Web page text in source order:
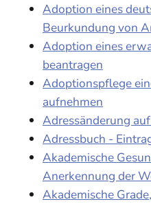
Adoption eines
Beurkundung von
Adoption eines
beantragen
Adoptionspflege
aufnehmen
Adressänderung
Adressbuch -
Akademische
Anerkennung der
Akademische